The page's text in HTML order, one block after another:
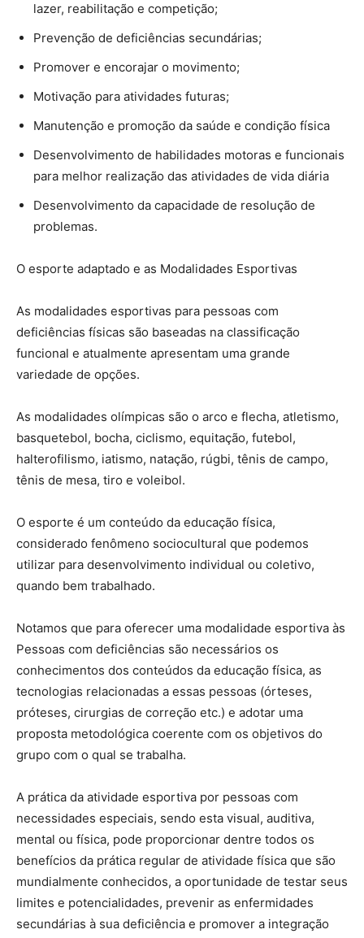
lazer, reabilitação e competição;
Prevenção de deficiências secundárias;
Promover e encorajar o movimento;
Motivação para atividades futuras;
Manutenção e promoção da saúde e condição física
Desenvolvimento de habilidades motoras e funcionais
para melhor realização das atividades de vida diária
Desenvolvimento da capacidade de resolução de
problemas.
O esporte adaptado e as Modalidades Esportivas
As modalidades esportivas para pessoas com
deficiências físicas são baseadas na classificação
funcional e atualmente apresentam uma grande
variedade de opções.
As modalidades olímpicas são o arco e flecha, atletismo,
basquetebol, bocha, ciclismo, equitação, futebol,
halterofilismo, iatismo, natação, rúgbi, tênis de campo,
tênis de mesa, tiro e voleibol.
O esporte é um conteúdo da educação física,
considerado fenômeno sociocultural que podemos
utilizar para desenvolvimento individual ou coletivo,
quando bem trabalhado.
Notamos que para oferecer uma modalidade esportiva às
Pessoas com deficiências são necessários os
conhecimentos dos conteúdos da educação física, as
tecnologias relacionadas a essas pessoas (órteses,
próteses, cirurgias de correção etc.) e adotar uma
proposta metodológica coerente com os objetivos do
grupo com o qual se trabalha.
A prática da atividade esportiva por pessoas com
necessidades especiais, sendo esta visual, auditiva,
mental ou física, pode proporcionar dentre todos os
benefícios da prática regular de atividade física que são
mundialmente conhecidos, a oportunidade de testar seus
limites e potencialidades, prevenir as enfermidades
secundárias à sua deficiência e promover a integração